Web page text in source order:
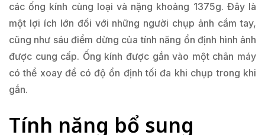
các ống kính cùng loại và nặng khoảng 1375g. Đây là
một lợi ích lớn đối với những người chụp ảnh cầm tay,
cũng như sáu điểm dừng của tính năng ổn định hình ảnh
được cung cấp. Ống kính được gắn vào một chân máy
có thể xoay để có độ ổn định tối đa khi chụp trong khi
gắn.
Tính năng bổ sung